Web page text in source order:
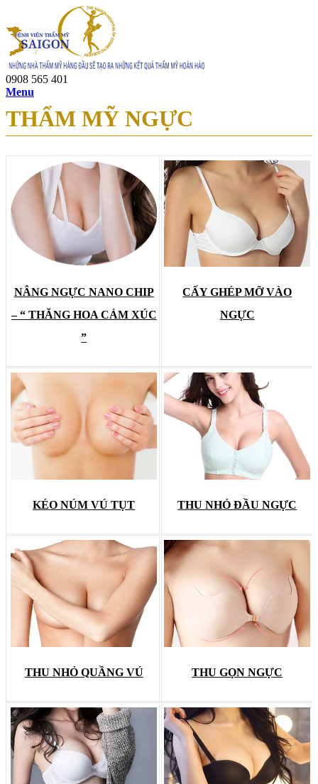
0908 565 401
Menu
THẨM MỸ NGỰC
NÂNG NGỰC NANO CHIP
– “ THĂNG HOA CẢM XÚC
”
CẤY GHÉP MỠ VÀO
NGỰC
KÉO NÚM VÚ TỤT THU NHỎ ĐẦU NGỰC
THU NHỎ QUẦNG VÚ THU GỌN NGỰC